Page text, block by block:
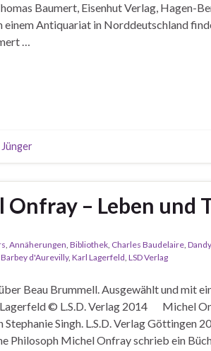
Baumert, Eisenhut Verlag, Hagen-
einem Antiquariat in Norddeutschland
…
Onfray – Leben und
, Annäherungen, Bibliothek, Charles Baudelaire,
d'Aurevilly, Karl Lagerfeld, LSD Verlag
Beau Brummell. Ausgewählt und mit
© L.S.D. Verlag 2014 Michel
Singh. L.S.D. Verlag Göttingen
Philosoph Michel Onfray schrieb ein